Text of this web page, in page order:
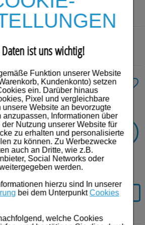
ist uns wichtig!
Funktion unserer Website
Kundenkonto) setzen
ein. Darüber hinaus
Pixel und vergleichbare
unsere Website an bevorzugte
anzupassen, Informationen über
Nutzung unserer Website für
zu erhalten und personalisierte
zu können. Zu Werbezwecke
auch an Dritte, wie z.B.
Social Networks oder
werden.
hierzu sind In unserer
bei dem UnterpunktCookies
welche Cookies
GmbH“
Spray
Anbieter: Kyberg Pharma Vertriebs GmbH
Einheit: 50ml
Darreichungsform: Spray
PZN: 00894753
UVP: 6,49€³
5,52€¹
110,40 € pro 1 l
SIE SPAREN
-15%
WARENKORB